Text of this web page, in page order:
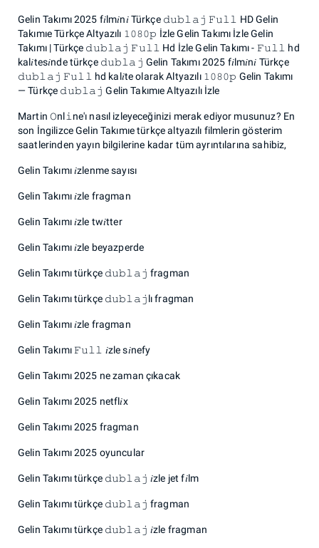
Gelin Takımı 2025 f𝑖lm𝑖n𝑖 Türkçe 𝚍𝚞𝚋𝚕𝚊𝚓 𝙵𝚞𝚕𝚕 HD Gelin
Takımıe Türkçe Altyazılı 𝟷𝟶𝟾𝟶𝚙 İzle Gelin Takımı İzle Gelin
Takımı | Türkçe 𝚍𝚞𝚋𝚕𝚊𝚓 𝙵𝚞𝚕𝚕 Hd İzle Gelin Takımı - 𝙵𝚞𝚕𝚕 hd
kal𝑖tes𝑖nde türkçe 𝚍𝚞𝚋𝚕𝚊𝚓 Gelin Takımı 2025 f𝑖lm𝑖n𝑖 Türkçe
𝚍𝚞𝚋𝚕𝚊𝚓 𝙵𝚞𝚕𝚕 hd kal𝑖te olarak Altyazılı 𝟷𝟶𝟾𝟶𝚙 Gelin Takımı
— Türkçe 𝚍𝚞𝚋𝚕𝚊𝚓 Gelin Takımıe Altyazılı İzle
Martin 𝙾nl𝚒ne'ı nasıl izleyeceğinizi merak ediyor musunuz? En
son İngilizce Gelin Takımıe türkçe altyazılı filmlerin gösterim
saatlerinden yayın bilgilerine kadar tüm ayrıntılarına sahibiz,
Gelin Takımı 𝑖zlenme sayısı
Gelin Takımı 𝑖zle fragman
Gelin Takımı 𝑖zle tw𝑖tter
Gelin Takımı 𝑖zle beyazperde
Gelin Takımı türkçe 𝚍𝚞𝚋𝚕𝚊𝚓 fragman
Gelin Takımı türkçe 𝚍𝚞𝚋𝚕𝚊𝚓lı fragman
Gelin Takımı 𝑖zle fragman
Gelin Takımı 𝙵𝚞𝚕𝚕 𝑖zle s𝑖nefy
Gelin Takımı 2025 ne zaman çıkacak
Gelin Takımı 2025 netfl𝑖x
Gelin Takımı 2025 fragman
Gelin Takımı 2025 oyuncular
Gelin Takımı türkçe 𝚍𝚞𝚋𝚕𝚊𝚓 𝑖zle jet f𝑖lm
Gelin Takımı türkçe 𝚍𝚞𝚋𝚕𝚊𝚓 fragman
Gelin Takımı türkçe 𝚍𝚞𝚋𝚕𝚊𝚓 𝑖zle fragman